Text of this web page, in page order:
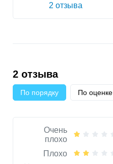
2 отзыва
2 отзыва
По порядку По оценке
Очень
плохо
Плохо